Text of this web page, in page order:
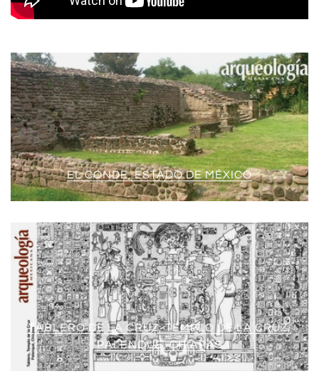
EL CONDE, ESTADO DE MÉXICO
TABLERO DE LA CRUZ, TEMPLO DE LA CRUZ,
PALENQUE, CHIAPAS